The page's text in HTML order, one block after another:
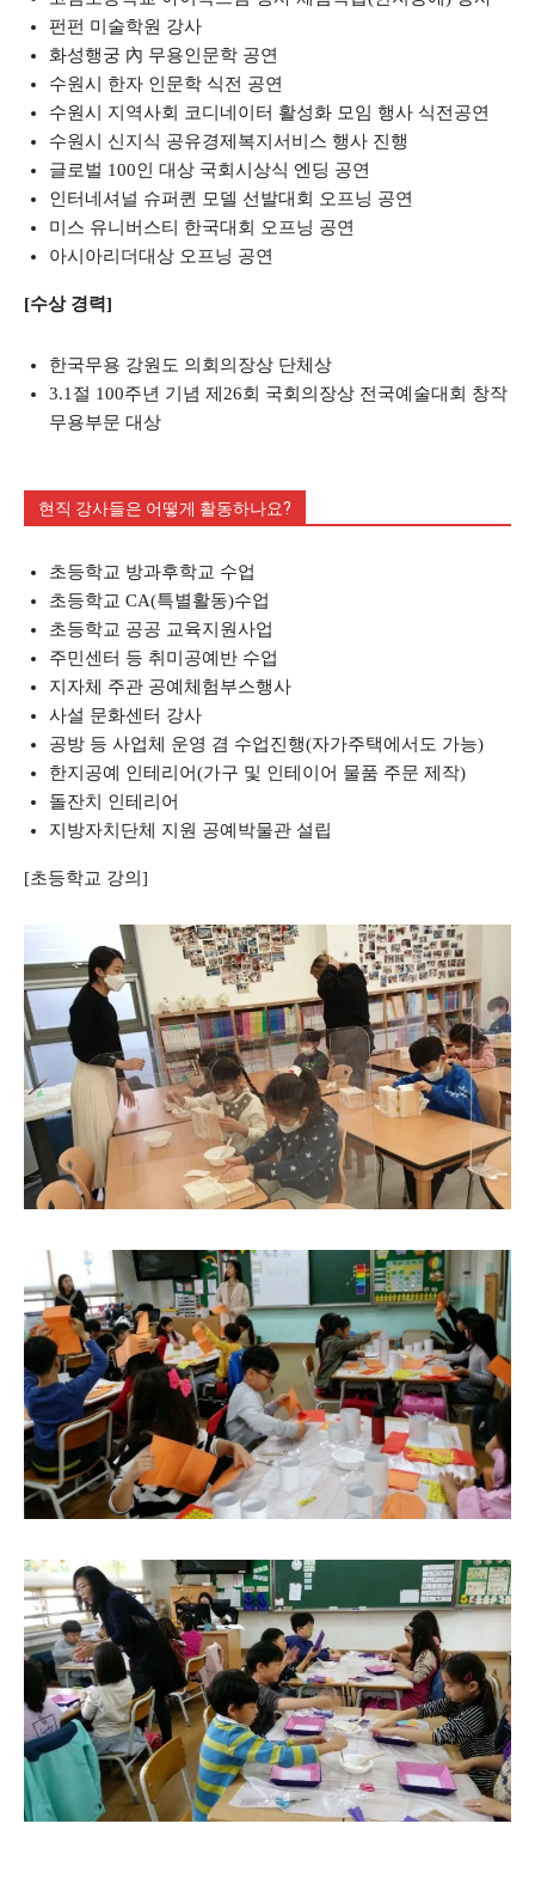
펀펀 미술학원 강사
화성행궁 內 무용인문학 공연
수원시 한자 인문학 식전 공연
수원시 지역사회 코디네이터 활성화 모임 행사 식전공연
수원시 신지식 공유경제복지서비스 행사 진행
글로벌 100인 대상 국회시상식 엔딩 공연
인터네셔널 슈퍼퀸 모델 선발대회 오프닝 공연
미스 유니버스티 한국대회 오프닝 공연
아시아리더대상 오프닝 공연
[수상 경력]
한국무용 강원도 의회의장상 단체상
3.1절 100주년 기념 제26회 국회의장상 전국예술대회 창작
무용부문 대상
현직 강사들은 어떻게 활동하나요?
초등학교 방과후학교 수업
초등학교 CA(특별활동)수업
초등학교 공공 교육지원사업
주민센터 등 취미공예반 수업
지자체 주관 공예체험부스행사
사설 문화센터 강사
공방 등 사업체 운영 겸 수업진행(자가주택에서도 가능)
한지공예 인테리어(가구 및 인테이어 물품 주문 제작)
돌잔치 인테리어
지방자치단체 지원 공예박물관 설립
[초등학교 강의]